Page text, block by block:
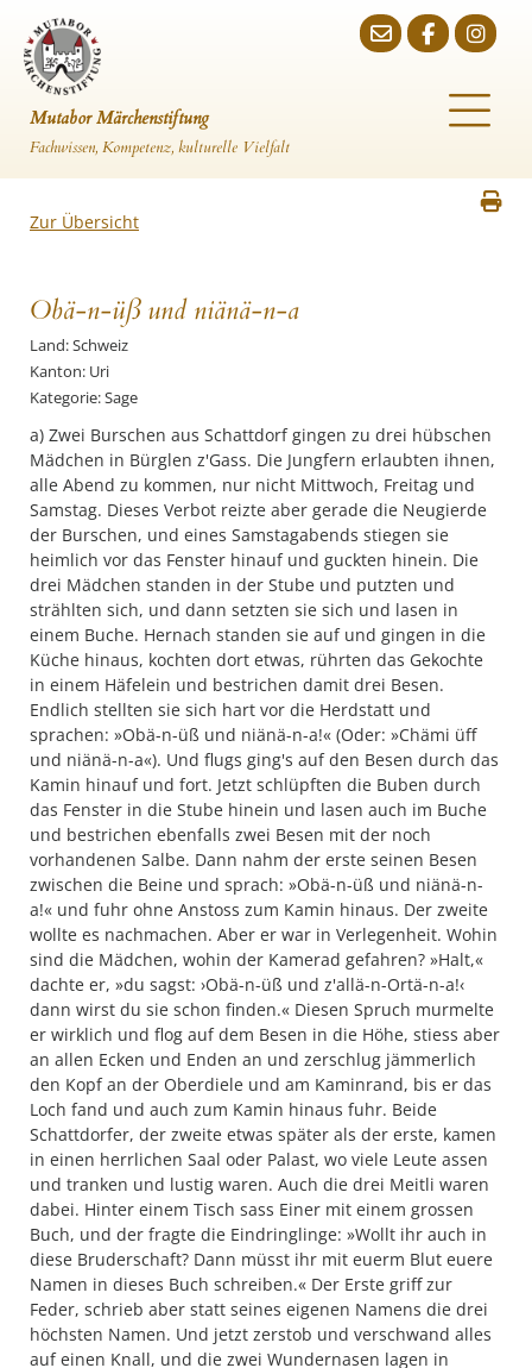
Mutabor Märchenstiftung
Fachwissen, Kompetenz, kulturelle Vielfalt
Zur Übersicht
Obä-n-üß und niänä-n-a
Land: Schweiz
Kanton: Uri
Kategorie: Sage
a) Zwei Burschen aus Schattdorf gingen zu drei hübschen
Mädchen in Bürglen z'Gass. Die Jungfern erlaubten ihnen,
alle Abend zu kommen, nur nicht Mittwoch, Freitag und
Samstag. Dieses Verbot reizte aber gerade die Neugierde
der Burschen, und eines Samstagabends stiegen sie
heimlich vor das Fenster hinauf und guckten hinein. Die
drei Mädchen standen in der Stube und putzten und
strählten sich, und dann setzten sie sich und lasen in
einem Buche. Hernach standen sie auf und gingen in die
Küche hinaus, kochten dort etwas, rührten das Gekochte
in einem Häfelein und bestrichen damit drei Besen.
Endlich stellten sie sich hart vor die Herdstatt und
sprachen: »Obä-n-üß und niänä-n-a!« (Oder: »Chämi üff
und niänä-n-a«). Und flugs ging's auf den Besen durch das
Kamin hinauf und fort. Jetzt schlüpften die Buben durch
das Fenster in die Stube hinein und lasen auch im Buche
und bestrichen ebenfalls zwei Besen mit der noch
vorhandenen Salbe. Dann nahm der erste seinen Besen
zwischen die Beine und sprach: »Obä-n-üß und niänä-n-
a!« und fuhr ohne Anstoss zum Kamin hinaus. Der zweite
wollte es nachmachen. Aber er war in Verlegenheit. Wohin
sind die Mädchen, wohin der Kamerad gefahren? »Halt,«
dachte er, »du sagst: ›Obä-n-üß und z'allä-n-Ortä-n-a!‹
dann wirst du sie schon finden.« Diesen Spruch murmelte
er wirklich und flog auf dem Besen in die Höhe, stiess aber
an allen Ecken und Enden an und zerschlug jämmerlich
den Kopf an der Oberdiele und am Kaminrand, bis er das
Loch fand und auch zum Kamin hinaus fuhr. Beide
Schattdorfer, der zweite etwas später als der erste, kamen
in einen herrlichen Saal oder Palast, wo viele Leute assen
und tranken und lustig waren. Auch die drei Meitli waren
dabei. Hinter einem Tisch sass Einer mit einem grossen
Buch, und der fragte die Eindringlinge: »Wollt ihr auch in
diese Bruderschaft? Dann müsst ihr mit euerm Blut euere
Namen in dieses Buch schreiben.« Der Erste griff zur
Feder, schrieb aber statt seines eigenen Namens die drei
höchsten Namen. Und jetzt zerstob und verschwand alles
auf einen Knall, und die zwei Wundernasen lagen in